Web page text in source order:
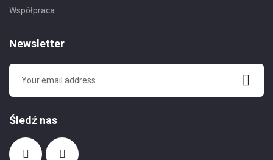
Współpraca
Newsletter
Śledź nas